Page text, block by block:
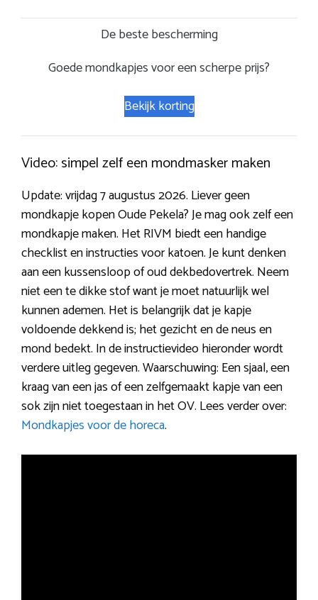
De beste bescherming
Goede mondkapjes voor een scherpe prijs?
Bekijk korting
Video: simpel zelf een mondmasker maken
Update: vrijdag 7 augustus 2026. Liever geen
mondkapje kopen Oude Pekela? Je mag ook zelf een
mondkapje maken. Het RIVM biedt een handige
checklist en instructies voor katoen. Je kunt denken
aan een kussensloop of oud dekbedovertrek. Neem
niet een te dikke stof want je moet natuurlijk wel
kunnen ademen. Het is belangrijk dat je kapje
voldoende dekkend is; het gezicht en de neus en
mond bedekt. In de instructievideo hieronder wordt
verdere uitleg gegeven. Waarschuwing: Een sjaal, een
kraag van een jas of een zelfgemaakt kapje van een
sok zijn niet toegestaan in het OV. Lees verder over:
Mondkapjes voor de horeca.